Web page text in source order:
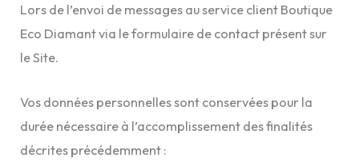
Lors de l’envoi de messages au service client Boutique
Eco Diamant via le formulaire de contact présent sur
le Site.
Vos données personnelles sont conservées pour la
durée nécessaire à l’accomplissement des finalités
décrites précédemment :